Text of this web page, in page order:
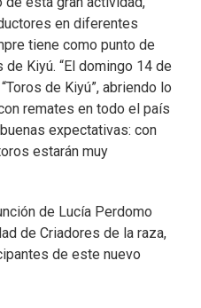
en diferentes
tiene como punto de
Kiyú. “El domingo 14 de
de Kiyú”, abriendo lo
remates en todo el país
expectativas: con
estarán muy
de Lucía Perdomo
de Criadores de la raza,
de este nuevo